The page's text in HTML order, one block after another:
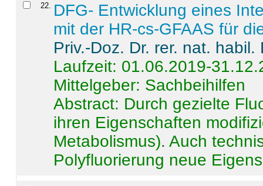
22
DFG- Entwicklung eines
mit der HR-cs-GFAAS für
Priv.-Doz. Dr. rer. nat.
Laufzeit: 01.06.2019-
Mittelgeber: Sachbeihilfen
Abstract: Durch gezielte
ihren Eigenschaften
Metabolismus). Auch
Polyfluorierung neue